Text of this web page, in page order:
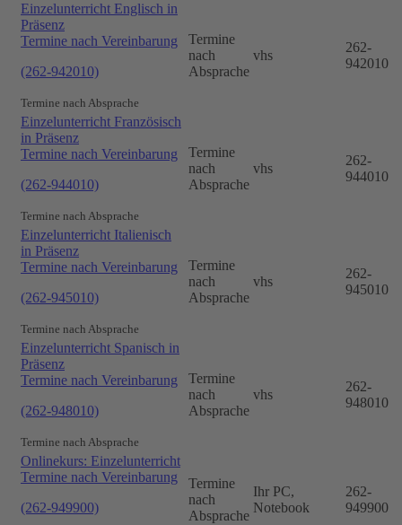
Einzelunterricht Englisch in
Präsenz
Termine nach Vereinbarung
(262-942010)
Termine nach Absprache
Termine
nach
Absprache
vhs
262-
942010
Einzelunterricht Französisch
in Präsenz
Termine nach Vereinbarung
(262-944010)
Termine nach Absprache
Termine
nach
Absprache
vhs
262-
944010
Einzelunterricht Italienisch
in Präsenz
Termine nach Vereinbarung
(262-945010)
Termine nach Absprache
Termine
nach
Absprache
vhs
262-
945010
Einzelunterricht Spanisch in
Präsenz
Termine nach Vereinbarung
(262-948010)
Termine nach Absprache
Termine
nach
Absprache
vhs
262-
948010
Onlinekurs: Einzelunterricht
Termine nach Vereinbarung
(262-949900)
Termine
nach
Absprache
Ihr PC,
Notebook
262-
949900